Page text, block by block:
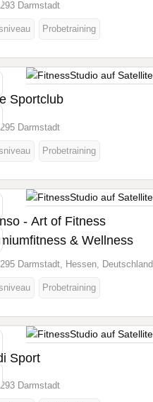
Darmstadt
Probetraining
Sportclub
Darmstadt
Probetraining
- Art of Fitness
& Wellness
Darmstadt, Hessen, Deutschland
Probetraining
Sport
Darmstadt